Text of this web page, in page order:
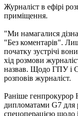
Журналіст в ефірі
приміщення.
"Ми намагалися
"Без коментарів".
початку зустрічі
хід розмови
назвав. Щодо ГПУ і
розповів журналіст.
Раніше генпрокурор
дипломатами G7 для
спецоперацією щодо